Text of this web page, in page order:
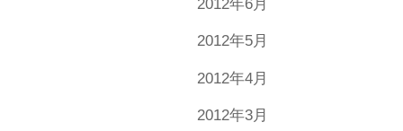
2012年6月
2012年5月
2012年4月
2012年3月